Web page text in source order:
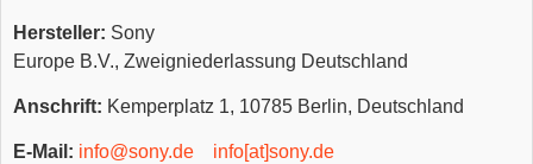
Hersteller: Sony
Europe B.V., Zweigniederlassung Deutschland
Anschrift: Kemperplatz 1, 10785 Berlin, Deutschland
E-Mail: info@sony.de info[at]sony.de